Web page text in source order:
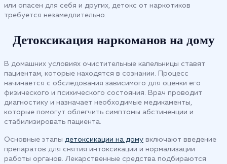
или опасен для себя и других, детокс от наркотиков
требуется незамедлительно.
Детоксикация наркоманов на дому
В домашних условиях очистительные капельницы ставят
пациентам, которые находятся в сознании. Процесс
начинается с обследования зависимого для оценки его
физического и психического состояния. Врач проводит
диагностику и назначает необходимые медикаменты,
которые помогут облегчить симптомы абстиненции и
стабилизировать пациента.
Основные этапы детоксикации на дому включают введение
препаратов для снятия интоксикации и нормализации
работы органов. Лекарственные средства подбираются